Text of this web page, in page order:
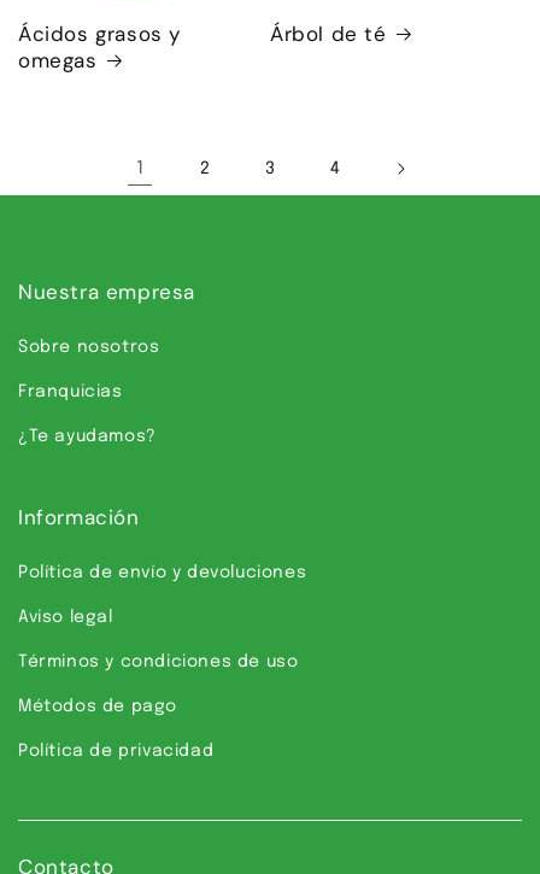
Ácidos grasos y
omegas
Árbol de té
1 2 3 4
Nuestra empresa
Sobre nosotros
Franquicias
¿Te ayudamos?
Información
Política de envío y devoluciones
Aviso legal
Términos y condiciones de uso
Métodos de pago
Política de privacidad
Contacto